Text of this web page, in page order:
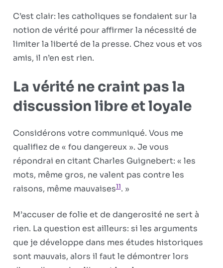
C’est clair: les catholiques se fondaient sur la
no­tion de vérité pour affirmer la nécessité de
limiter la liberté de la presse. Chez vous et vos
amis, il n’en est rien.
La vérité ne craint pas la
discussion libre et loyale
Considérons votre communiqué. Vous me
qualifiez de « fou dangereux ». Je vous
répondrai en citant Charles Guignebert: « les
mots, même gros, ne valent pas contre les
raisons, même mau­vaises11. »
M’accuser de folie et de dangerosité ne sert à
rien. La question est ailleurs: si les argu­ments
que je développe dans mes études historiques
sont mauvais, alors il faut le démontrer lors